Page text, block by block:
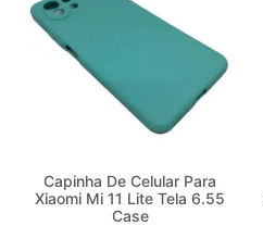
Capinha De Celular Para
Xiaomi Mi 11 Lite Tela 6.55
Case